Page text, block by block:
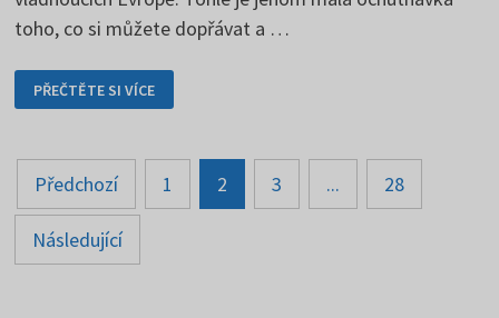
toho, co si můžete dopřávat a …
NEJOBLÍBENĚJŠÍ
JÍDLA
EVROPY
PŘEČTĚTE SI VÍCE
Stránkování
příspěvků
Předchozí 1 2 3 ... 28
Následující